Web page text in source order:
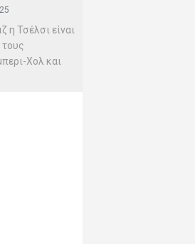
η Τσέλσι είναι
Χολ και